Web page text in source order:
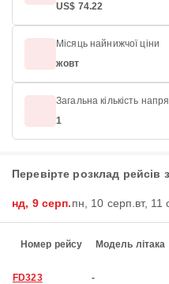
US$ 74.22
Місяць найнижчої ціни
жовт
Загальна кількість
1
Перевірте розклад рейсів
нд, 9 серп.пн, 10 серп. вт, 11
Номер рейсу Модель літака
FD323 -